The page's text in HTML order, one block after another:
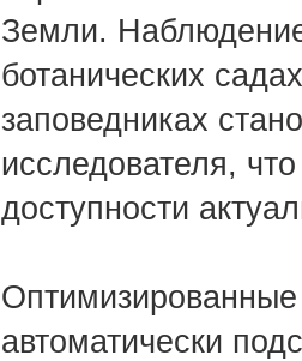
Земли.
ботанических
заповедниках
исследователя,
доступности
автоматически